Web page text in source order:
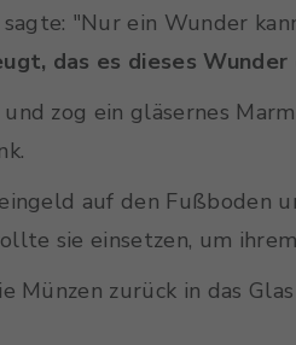
"Nur ein Wunder
das es dieses Wunder
zog ein gläsernes
auf den Fußboden
sie einsetzen, um
Münzen zurück in das